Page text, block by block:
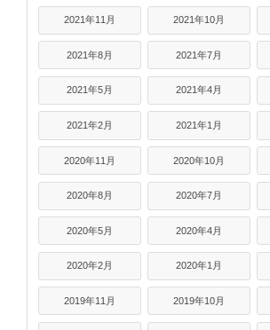
2021年11月 2021年10月
2021年8月 2021年7月
2021年5月 2021年4月
2021年2月 2021年1月
2020年11月 2020年10月
2020年8月 2020年7月
2020年5月 2020年4月
2020年2月 2020年1月
2019年11月 2019年10月